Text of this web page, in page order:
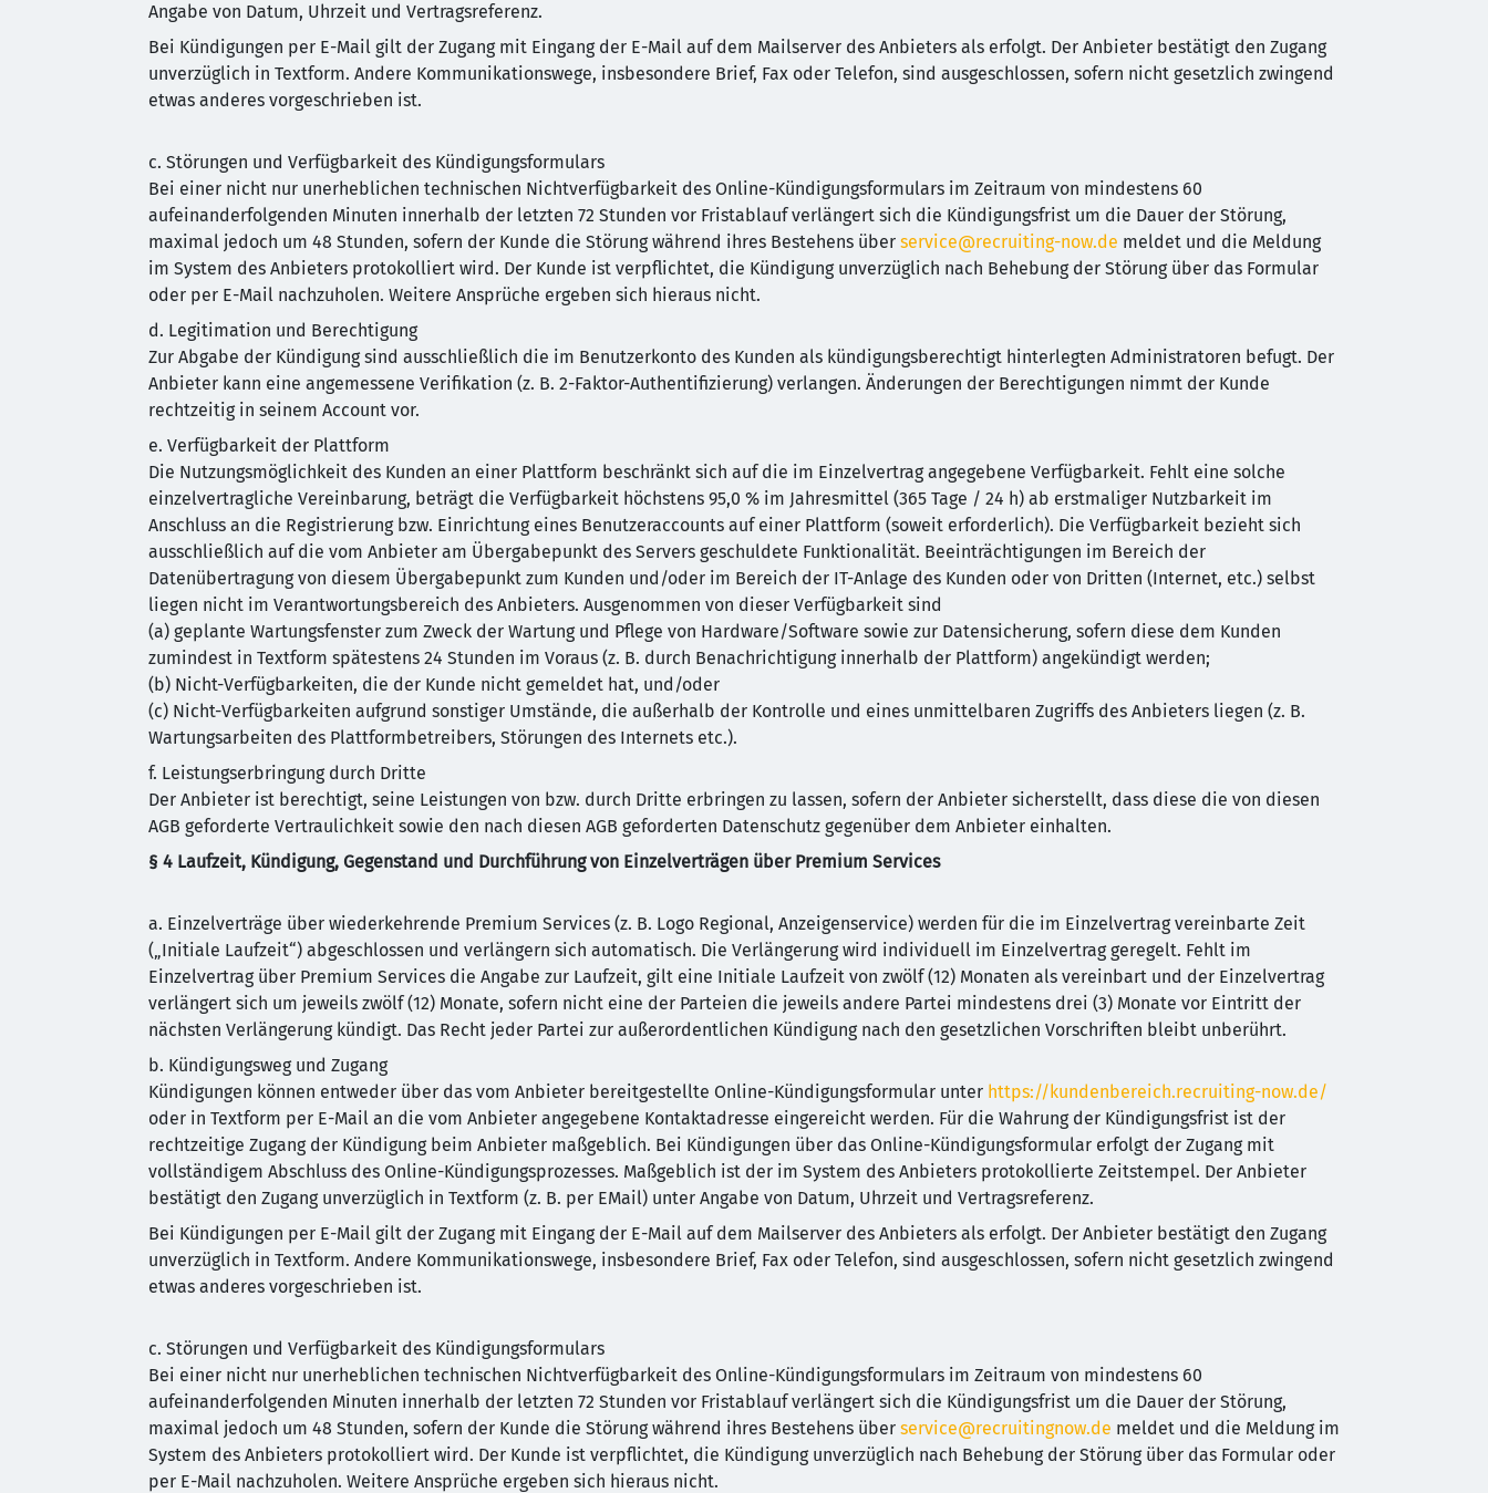
Angabe von Datum, Uhrzeit und Vertragsreferenz.
Bei Kündigungen per E-Mail gilt der Zugang mit Eingang der E-Mail auf dem Mailserver des Anbieters als erfolgt. Der Anbieter bestätigt den Zugang
unverzüglich in Textform. Andere Kommunikationswege, insbesondere Brief, Fax oder Telefon, sind ausgeschlossen, sofern nicht gesetzlich zwingend
etwas anderes vorgeschrieben ist.
c. Störungen und Verfügbarkeit des Kündigungsformulars
Bei einer nicht nur unerheblichen technischen Nichtverfügbarkeit des Online-Kündigungsformulars im Zeitraum von mindestens 60
aufeinanderfolgenden Minuten innerhalb der letzten 72 Stunden vor Fristablauf verlängert sich die Kündigungsfrist um die Dauer der Störung,
maximal jedoch um 48 Stunden, sofern der Kunde die Störung während ihres Bestehens über service@recruiting-now.de meldet und die Meldung
im System des Anbieters protokolliert wird. Der Kunde ist verpflichtet, die Kündigung unverzüglich nach Behebung der Störung über das Formular
oder per E-Mail nachzuholen. Weitere Ansprüche ergeben sich hieraus nicht.
d. Legitimation und Berechtigung
Zur Abgabe der Kündigung sind ausschließlich die im Benutzerkonto des Kunden als kündigungsberechtigt hinterlegten Administratoren befugt. Der
Anbieter kann eine angemessene Verifikation (z. B. 2-Faktor-Authentifizierung) verlangen. Änderungen der Berechtigungen nimmt der Kunde
rechtzeitig in seinem Account vor.
e. Verfügbarkeit der Plattform
Die Nutzungsmöglichkeit des Kunden an einer Plattform beschränkt sich auf die im Einzelvertrag angegebene Verfügbarkeit. Fehlt eine solche
einzelvertragliche Vereinbarung, beträgt die Verfügbarkeit höchstens 95,0 % im Jahresmittel (365 Tage / 24 h) ab erstmaliger Nutzbarkeit im
Anschluss an die Registrierung bzw. Einrichtung eines Benutzeraccounts auf einer Plattform (soweit erforderlich). Die Verfügbarkeit bezieht sich
ausschließlich auf die vom Anbieter am Übergabepunkt des Servers geschuldete Funktionalität. Beeinträchtigungen im Bereich der
Datenübertragung von diesem Übergabepunkt zum Kunden und/oder im Bereich der IT-Anlage des Kunden oder von Dritten (Internet, etc.) selbst
liegen nicht im Verantwortungsbereich des Anbieters. Ausgenommen von dieser Verfügbarkeit sind
(a) geplante Wartungsfenster zum Zweck der Wartung und Pflege von Hardware/Software sowie zur Datensicherung, sofern diese dem Kunden
zumindest in Textform spätestens 24 Stunden im Voraus (z. B. durch Benachrichtigung innerhalb der Plattform) angekündigt werden;
(b) Nicht-Verfügbarkeiten, die der Kunde nicht gemeldet hat, und/oder
(c) Nicht-Verfügbarkeiten aufgrund sonstiger Umstände, die außerhalb der Kontrolle und eines unmittelbaren Zugriffs des Anbieters liegen (z. B.
Wartungsarbeiten des Plattformbetreibers, Störungen des Internets etc.).
f. Leistungserbringung durch Dritte
Der Anbieter ist berechtigt, seine Leistungen von bzw. durch Dritte erbringen zu lassen, sofern der Anbieter sicherstellt, dass diese die von diesen
AGB geforderte Vertraulichkeit sowie den nach diesen AGB geforderten Datenschutz gegenüber dem Anbieter einhalten.
§ 4 Laufzeit, Kündigung, Gegenstand und Durchführung von Einzelverträgen über Premium Services
a. Einzelverträge über wiederkehrende Premium Services (z. B. Logo Regional, Anzeigenservice) werden für die im Einzelvertrag vereinbarte Zeit
(„Initiale Laufzeit“) abgeschlossen und verlängern sich automatisch. Die Verlängerung wird individuell im Einzelvertrag geregelt. Fehlt im
Einzelvertrag über Premium Services die Angabe zur Laufzeit, gilt eine Initiale Laufzeit von zwölf (12) Monaten als vereinbart und der Einzelvertrag
verlängert sich um jeweils zwölf (12) Monate, sofern nicht eine der Parteien die jeweils andere Partei mindestens drei (3) Monate vor Eintritt der
nächsten Verlängerung kündigt. Das Recht jeder Partei zur außerordentlichen Kündigung nach den gesetzlichen Vorschriften bleibt unberührt.
b. Kündigungsweg und Zugang
Kündigungen können entweder über das vom Anbieter bereitgestellte Online-Kündigungsformular unter https://kundenbereich.recruiting-now.de/
oder in Textform per E-Mail an die vom Anbieter angegebene Kontaktadresse eingereicht werden. Für die Wahrung der Kündigungsfrist ist der
rechtzeitige Zugang der Kündigung beim Anbieter maßgeblich. Bei Kündigungen über das Online-Kündigungsformular erfolgt der Zugang mit
vollständigem Abschluss des Online-Kündigungsprozesses. Maßgeblich ist der im System des Anbieters protokollierte Zeitstempel. Der Anbieter
bestätigt den Zugang unverzüglich in Textform (z. B. per EMail) unter Angabe von Datum, Uhrzeit und Vertragsreferenz.
Bei Kündigungen per E-Mail gilt der Zugang mit Eingang der E-Mail auf dem Mailserver des Anbieters als erfolgt. Der Anbieter bestätigt den Zugang
unverzüglich in Textform. Andere Kommunikationswege, insbesondere Brief, Fax oder Telefon, sind ausgeschlossen, sofern nicht gesetzlich zwingend
etwas anderes vorgeschrieben ist.
c. Störungen und Verfügbarkeit des Kündigungsformulars
Bei einer nicht nur unerheblichen technischen Nichtverfügbarkeit des Online-Kündigungsformulars im Zeitraum von mindestens 60
aufeinanderfolgenden Minuten innerhalb der letzten 72 Stunden vor Fristablauf verlängert sich die Kündigungsfrist um die Dauer der Störung,
maximal jedoch um 48 Stunden, sofern der Kunde die Störung während ihres Bestehens über service@recruitingnow.de meldet und die Meldung im
System des Anbieters protokolliert wird. Der Kunde ist verpflichtet, die Kündigung unverzüglich nach Behebung der Störung über das Formular oder
per E-Mail nachzuholen. Weitere Ansprüche ergeben sich hieraus nicht.